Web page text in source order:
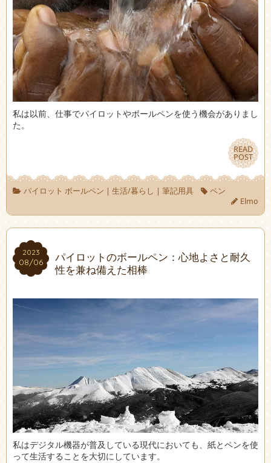
私は以前、仕事でパイロットやボールペンを使う機会がありまし
た。
READ
POST
READ
POST
パイロット ボールペン | 生活/暮らし | 筆記用具
ペン
Elmo
2023
08/06
2023
08/06
パイロットのボールペン：心地よさと耐久
性を兼ね備えた相棒
私はデジタル機器が普及している現代においても、紙とペンを使
って生活することを大切にしています。